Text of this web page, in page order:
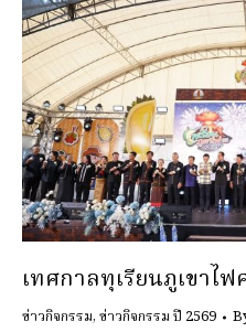
เทศกาลทุเรียนภูเขาไ
ข่าวกิจกรรม,ข่าวกิจกรรม ปี 2569